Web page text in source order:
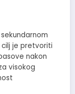
je pretvoriti
nakon
visokog